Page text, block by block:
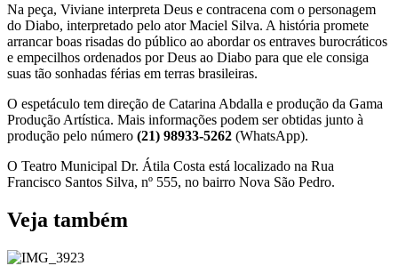
Na peça, Viviane interpreta Deus e contracena com o personagem
do Diabo, interpretado pelo ator Maciel Silva. A história promete
arrancar boas risadas do público ao abordar os entraves burocráticos
e empecilhos ordenados por Deus ao Diabo para que ele consiga
suas tão sonhadas férias em terras brasileiras.
O espetáculo tem direção de Catarina Abdalla e produção da Gama
Produção Artística. Mais informações podem ser obtidas junto à
produção pelo número (21) 98933-5262 (WhatsApp).
O Teatro Municipal Dr. Átila Costa está localizado na Rua
Francisco Santos Silva, nº 555, no bairro Nova São Pedro.
Veja também